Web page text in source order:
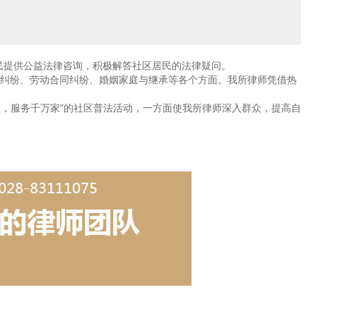
供公益法律咨询，积极解答社区居民的法律疑问。
、劳动合同纠纷、婚姻家庭与继承等各个方面。我所律师凭借热
服务千万家”的社区普法活动，一方面使我所律师深入群众，提高自